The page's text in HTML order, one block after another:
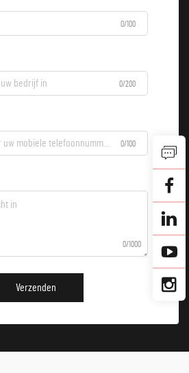
0/100
0/200
0/100
0/1000
Verzenden